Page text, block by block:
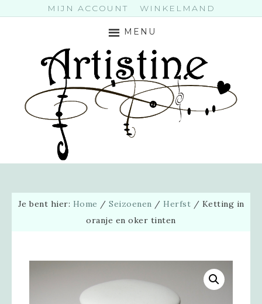
MIJN ACCOUNT WINKELMAND
MENU
Je bent hier: Home / Seizoenen / Herfst / Ketting in
oranje en oker tinten